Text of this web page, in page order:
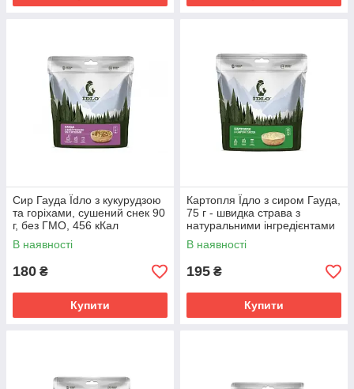
Сир Гауда Їdло з кукурудзою
та горіхами, сушений снек 90
г, без ГМО, 456 кКал
В наявності
180 ₴
Купити
Картопля Їдло з сиром Гауда,
75 г - швидка страва з
натуральними інгредієнтами
В наявності
195 ₴
Купити